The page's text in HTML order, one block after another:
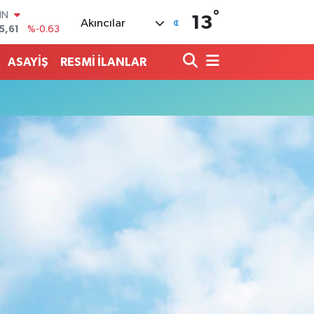
%-0.63
%-0.08
ALTIN
Akıncılar 13°
ASAYİŞ RESMİ İLANLAR